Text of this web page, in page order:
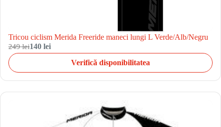
Tricou ciclism Merida Freeride maneci lungi L Verde/Alb/Negru
249 lei140 lei
Verifică disponibilitatea